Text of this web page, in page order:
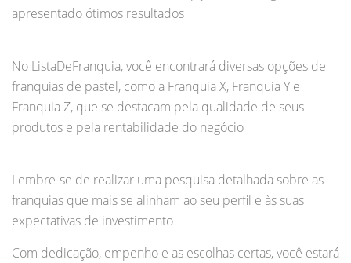
apresentado ótimos resultados
No ListaDeFranquia, você encontrará diversas opções de
franquias de pastel, como a Franquia X, Franquia Y e
Franquia Z, que se destacam pela qualidade de seus
produtos e pela rentabilidade do negócio
Lembre-se de realizar uma pesquisa detalhada sobre as
franquias que mais se alinham ao seu perfil e às suas
expectativas de investimento
Com dedicação, empenho e as escolhas certas, você estará